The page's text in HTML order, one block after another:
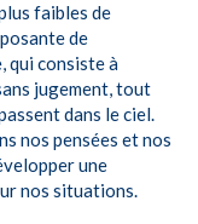
faibles de
de
qui consiste à
jugement, tout
dans le ciel.
nos pensées et nos
une
nos situations.